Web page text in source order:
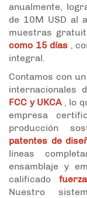
anualmente,
de 10M USD al
muestras
como 15 días
,
integral.
Contamos con
internacionales
FCC y UKCA
, lo
empresa
producción
patentes de
líneas
ensamblaje y
calificado
Nuestro